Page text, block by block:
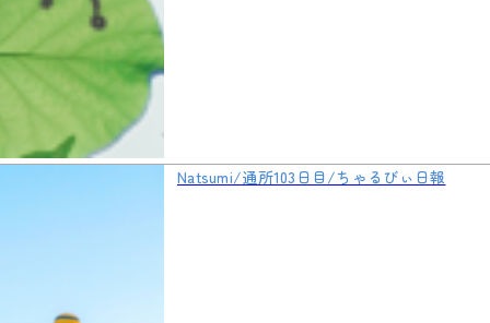
Natsumi/通所103日目/ちゃるびぃ日報